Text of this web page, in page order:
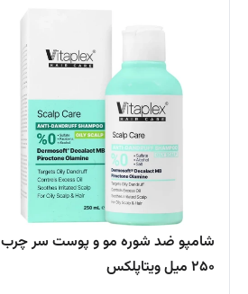
شامپو ضد شوره مو و پوست سر چرب
250 میل ویتاپلکس